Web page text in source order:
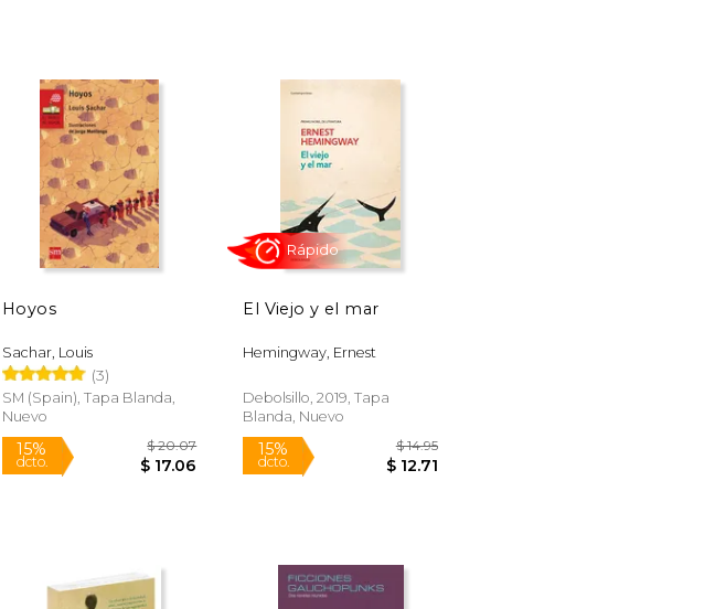
15% $ 16.95 15%
Hoyos
Sachar, Louis
(3)
SM (Spain), Tapa Blanda,
Nuevo
El Viejo y el mar
Hemingway, Ernest
Debolsillo, 2019, Tapa
Blanda, Nuevo